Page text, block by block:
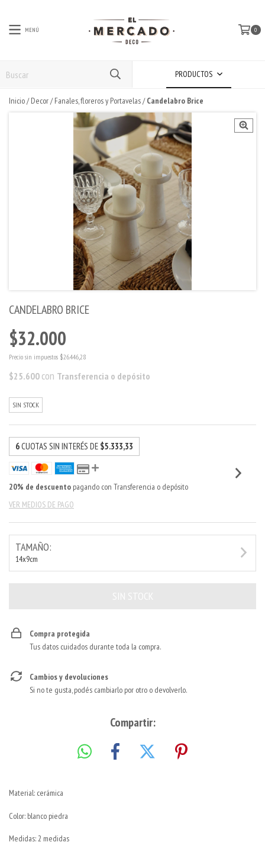
MENÚ 0
PRODUCTOS
Inicio/ Decor/ Fanales, floreros y Portavelas/ Candelabro Brice
CANDELABRO BRICE
$32.000
Precio sin impuestos $26.446,28
$25.600 con Transferencia o depósito
SIN STOCK
6CUOTAS SIN INTERÉS DE $5.333,33
20% de descuento pagando con Transferencia o depósito
VER MEDIOS DE PAGO
TAMAÑO:
14x9cm
Compra protegida
Tus datos cuidados durante toda la compra.
Cambios y devoluciones
Si no te gusta, podés cambiarlo por otro o devolverlo.
Compartir:
Material: cerámica
Color: blanco piedra
Medidas: 2 medidas